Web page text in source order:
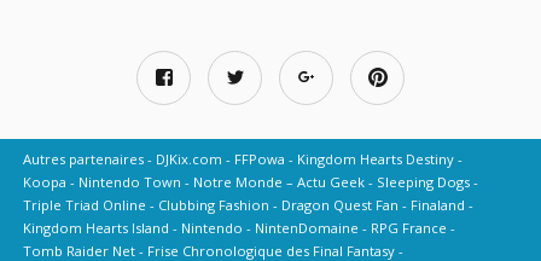
Autres partenaires DJKix.com FFPowa
Kingdom Hearts Destiny
Koopa
Nintendo Town Notre Monde – Actu Geek
Sleeping Dogs
Triple Triad Online
Clubbing Fashion Dragon Quest Fan
Finaland
Kingdom Hearts Island
Nintendo NintenDomaine
RPG France
Tomb Raider Net
Frise Chronologique des Final Fantasy